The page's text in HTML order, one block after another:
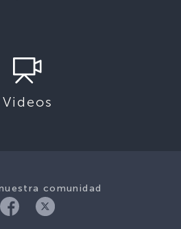
Videos
comunidad